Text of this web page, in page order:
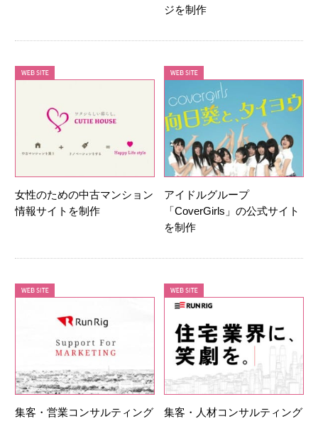
ジを制作
女性のための中古マンション
情報サイトを制作
アイドルグループ
「CoverGirls」の公式サイト
を制作
集客・営業コンサルティング
集客・人材コンサルティング